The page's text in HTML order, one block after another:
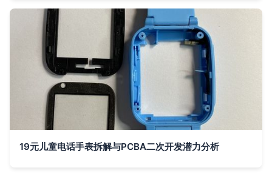
19元儿童电话手表拆解与PCBA二次开发潜力分析